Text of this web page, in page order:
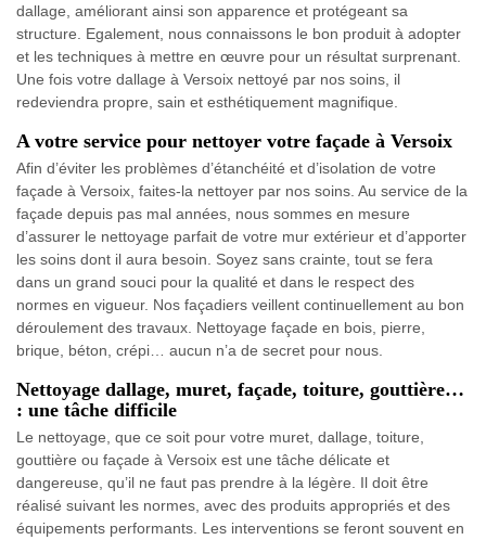
dallage, améliorant ainsi son apparence et protégeant sa
structure. Egalement, nous connaissons le bon produit à adopter
et les techniques à mettre en œuvre pour un résultat surprenant.
Une fois votre dallage à Versoix nettoyé par nos soins, il
redeviendra propre, sain et esthétiquement magnifique.
A votre service pour nettoyer votre façade à Versoix
Afin d’éviter les problèmes d’étanchéité et d’isolation de votre
façade à Versoix, faites-la nettoyer par nos soins. Au service de la
façade depuis pas mal années, nous sommes en mesure
d’assurer le nettoyage parfait de votre mur extérieur et d’apporter
les soins dont il aura besoin. Soyez sans crainte, tout se fera
dans un grand souci pour la qualité et dans le respect des
normes en vigueur. Nos façadiers veillent continuellement au bon
déroulement des travaux. Nettoyage façade en bois, pierre,
brique, béton, crépi… aucun n’a de secret pour nous.
Nettoyage dallage, muret, façade, toiture, gouttière…
: une tâche difficile
Le nettoyage, que ce soit pour votre muret, dallage, toiture,
gouttière ou façade à Versoix est une tâche délicate et
dangereuse, qu’il ne faut pas prendre à la légère. Il doit être
réalisé suivant les normes, avec des produits appropriés et des
équipements performants. Les interventions se feront souvent en